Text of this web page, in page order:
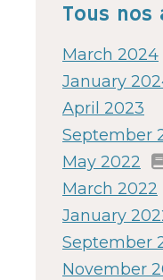
Tous nos
March 2024
January
April 2023
September
May 2022
March 2022
January
September
November